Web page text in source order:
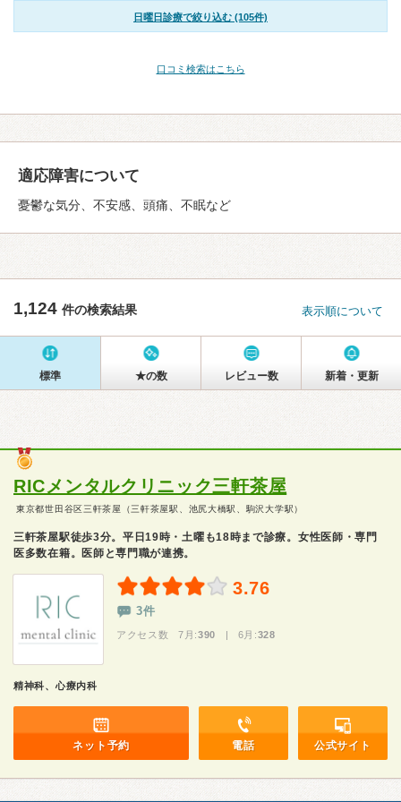
日曜日診療で絞り込む (105件)
口コミ検索はこちら
適応障害について
憂鬱な気分、不安感、頭痛、不眠など
1,124 件の検索結果 表示順について
標準 ★の数 レビュー数 新着・更新
RICメンタルクリニック三軒茶屋
東京都世田谷区三軒茶屋（三軒茶屋駅、池尻大橋駅、駒沢大学駅）
三軒茶屋駅徒歩3分。平日19時・土曜も18時まで診療。女性医師・専門
医多数在籍。医師と専門職が連携。
3.76
3件
アクセス数 7月:390 | 6月:328
精神科、心療内科
ネット予約 電話 公式サイト